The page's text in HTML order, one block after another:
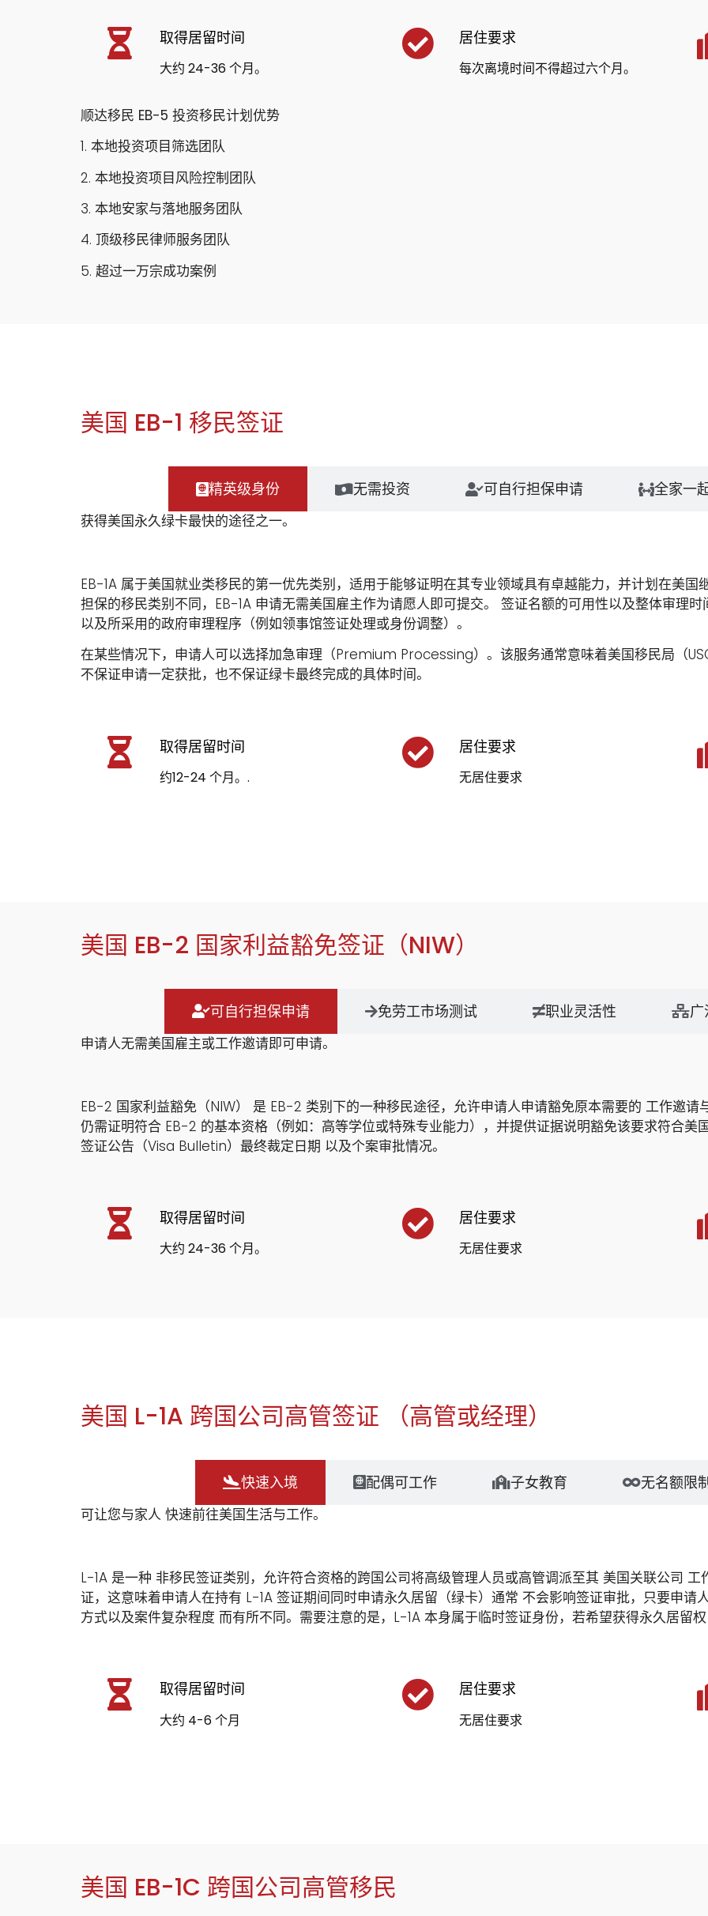
取得居留时间
大约 24-36 个月。
居住要求
每次离境时间不得超过六个月。
顺达移民 EB-5 投资移民计划优势
1. 本地投资项目筛选团队
2. 本地投资项目风险控制团队
3. 本地安家与落地服务团队
4. 顶级移民律师服务团队
5. 超过一万宗成功案例
美国 EB-1 移民签证
精英级身份 无需投资 可自行担保申请 全家一
获得美国永久绿卡最快的途径之一。
EB-1A 属于美国就业类移民的第一优先类别，适用于能够证明在其专业领域具有卓越能力，并计划在美
担保的移民类别不同，EB-1A 申请无需美国雇主作为请愿人即可提交。 签证名额的可用性以及整体审理时
以及所采用的政府审理程序（例如领事馆签证处理或身份调整）。
在某些情况下，申请人可以选择加急审理（Premium Processing）。该服务通常意味着美国移民局（
不保证申请一定获批，也不保证绿卡最终完成的具体时间。
取得居留时间
约12-24 个月。.
居住要求
无居住要求
美国 EB-2 国家利益豁免签证（NIW）
可自行担保申请 免劳工市场测试 职业灵活性 广
申请人无需美国雇主或工作邀请即可申请。
EB-2 国家利益豁免（NIW） 是 EB-2 类别下的一种移民途径，允许申请人申请豁免原本需要的 工作邀
仍需证明符合 EB-2 的基本资格（例如：高等学位或特殊专业能力），并提供证据说明豁免该要求符合美
签证公告（Visa Bulletin）最终裁定日期 以及个案审批情况。
取得居留时间
大约 24-36 个月。
居住要求
无居住要求
美国 L-1A 跨国公司高管签证 （高管或经理）
快速入境 配偶可工作 子女教育 无名额限制
可让您与家人 快速前往美国生活与工作。
L-1A 是一种 非移民签证类别，允许符合资格的跨国公司将高级管理人员或高管调派至其 美国关联公司
证，这意味着申请人在持有 L-1A 签证期间同时申请永久居留（绿卡）通常 不会影响签证审批，只要申请
方式以及案件复杂程度 而有所不同。需要注意的是，L-1A 本身属于临时签证身份，若希望获得永久居留
取得居留时间
大约 4-6 个月
居住要求
无居住要求
美国 EB-1C 跨国公司高管移民